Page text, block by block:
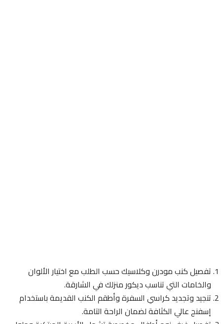
تفصيل كنب مودرن وكلاسيك حسب الطلب مع اختيار الألوان
والخامات التي تناسب ديكور منزلك في الشارقة.
تنجيد وتجديد كراسي السفرة وأطقم الكنب القديمة باستخدام
إسفنج عالي الكثافة لضمان الراحة التامة.